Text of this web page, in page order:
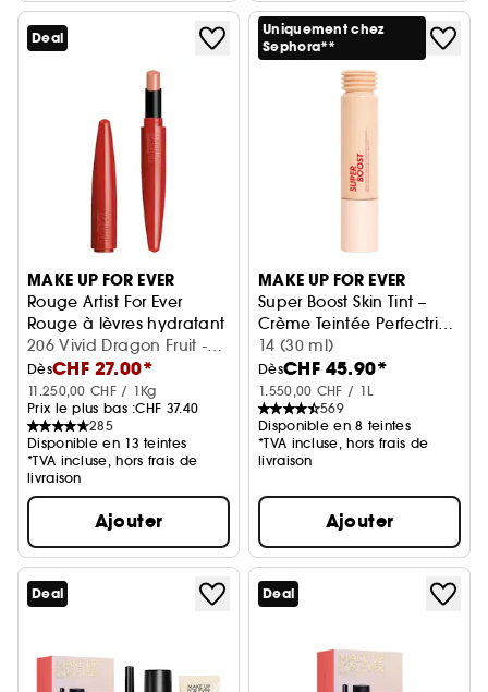
Deal
MAKE UP FOR EVER
Rouge Artist For Ever
Rouge à lèvres hydratant fini mat ou satin longue tenue
206 Vivid Dragon Fruit -
Satin (2,8 g)
DèsCHF 27.00*
11.250,00 CHF / 1Kg
Prix le plus bas :CHF 37.40
285
Disponible en 13 teintes
*TVA incluse, hors frais de
livraison
Ajouter
Uniquement chez
Sephora**
MAKE UP FOR EVER
Super Boost Skin Tint –
Crème Teintée Perfectrice
Booster d'Hydratation
14 (30 ml)
DèsCHF 45.90*
1.550,00 CHF / 1L
569
Disponible en 8 teintes
*TVA incluse, hors frais de
livraison
Ajouter
Deal Deal